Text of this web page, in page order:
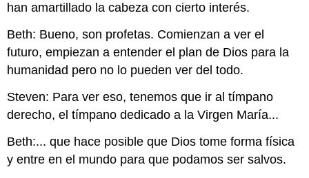
han amartillado la cabeza con cierto interés.
Beth: Bueno, son profetas. Comienzan a ver el
futuro, empiezan a entender el plan de Dios para la
humanidad pero no lo pueden ver del todo.
Steven: Para ver eso, tenemos que ir al tímpano
derecho, el tímpano dedicado a la Virgen María...
Beth:... que hace posible que Dios tome forma física
y entre en el mundo para que podamos ser salvos.